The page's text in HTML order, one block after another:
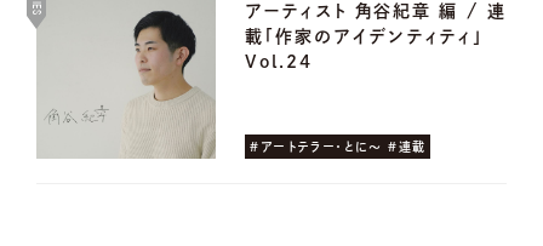
アーティスト 角谷紀章 編 / 連
載「作家のアイデンティティ」
Vol.24
#アートテラー・とに〜 #連載